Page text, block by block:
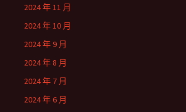
2024 年 11 月
2024 年 10 月
2024 年 9 月
2024 年 8 月
2024 年 7 月
2024 年 6 月